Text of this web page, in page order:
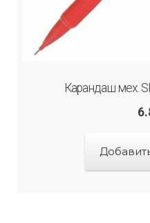
Карандаш мех.